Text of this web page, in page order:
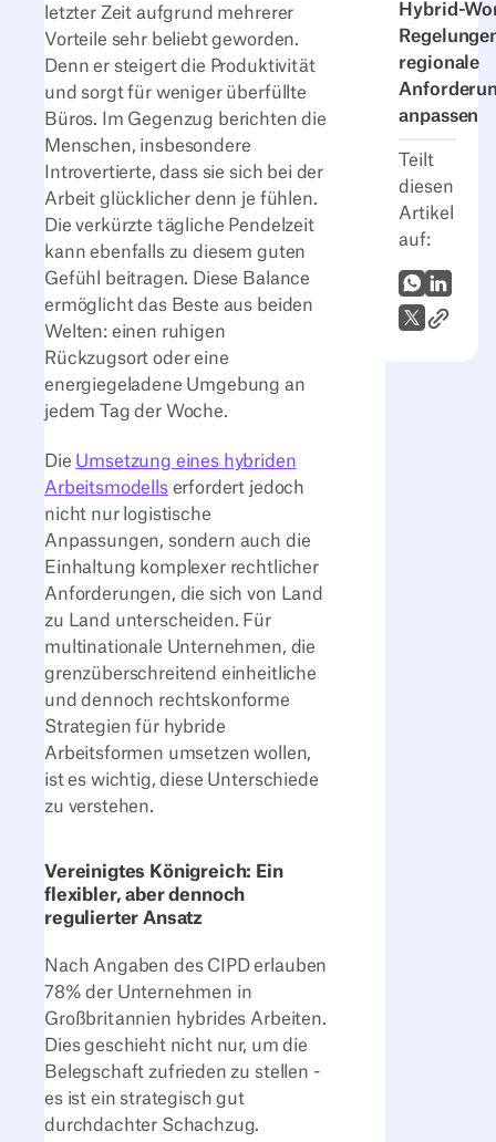
Hybrid-
regionale
anpassen
Teilt
diesen
Artikel
auf:
WhatsApp
X (Twitter)
Link
letzter Zeit aufgrund mehrerer
Vorteile sehr beliebt geworden.
Denn er steigert die Produktivität
und sorgt für weniger überfüllte
Büros. Im Gegenzug berichten die
Menschen, insbesondere
Introvertierte, dass sie sich bei der
Arbeit glücklicher denn je fühlen.
Die verkürzte tägliche Pendelzeit
kann ebenfalls zu diesem guten
Gefühl beitragen. Diese Balance
ermöglicht das Beste aus beiden
Welten: einen ruhigen
Rückzugsort oder eine
energiegeladene Umgebung an
jedem Tag der Woche.
Die Umsetzung eines hybriden
Arbeitsmodellserfordert jedoch
nicht nur logistische
Anpassungen, sondern auch die
Einhaltung komplexer rechtlicher
Anforderungen, die sich von Land
zu Land unterscheiden. Für
multinationale Unternehmen, die
grenzüberschreitend einheitliche
und dennoch rechtskonforme
Strategien für hybride
Arbeitsformen umsetzen wollen,
ist es wichtig, diese Unterschiede
zu verstehen.
Vereinigtes Königreich: Ein
flexibler, aber dennoch
regulierter Ansatz
Nach Angaben des CIPD erlauben
78% der Unternehmen in
Großbritannien hybrides Arbeiten.
Dies geschieht nicht nur, um die
Belegschaft zufrieden zu stellen -
es ist ein strategisch gut
durchdachter Schachzug.